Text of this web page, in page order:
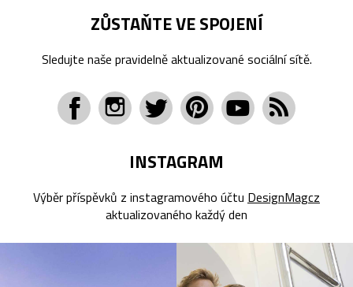
ZŮSTAŇTE VE SPOJENÍ
Sledujte naše pravidelně aktualizované sociální sítě.
INSTAGRAM
Výběr příspěvků z instagramového účtu DesignMagcz
aktualizovaného každý den